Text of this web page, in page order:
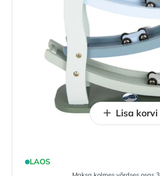
LAOS
Lisa korvi